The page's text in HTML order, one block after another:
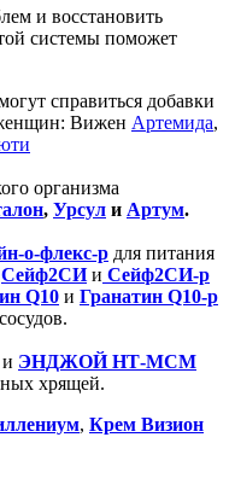
и восстановить
системы поможет
справиться добавки
Вижен Артемида,
организма
, Урсул и Артум.
о-флекс-р для питания
Сейф2СИ и Сейф2СИ-р
Q10 и Гранатин Q10-р
и ЭНДЖОЙ НТ-МСМ
хрящей.
, Крем Визион